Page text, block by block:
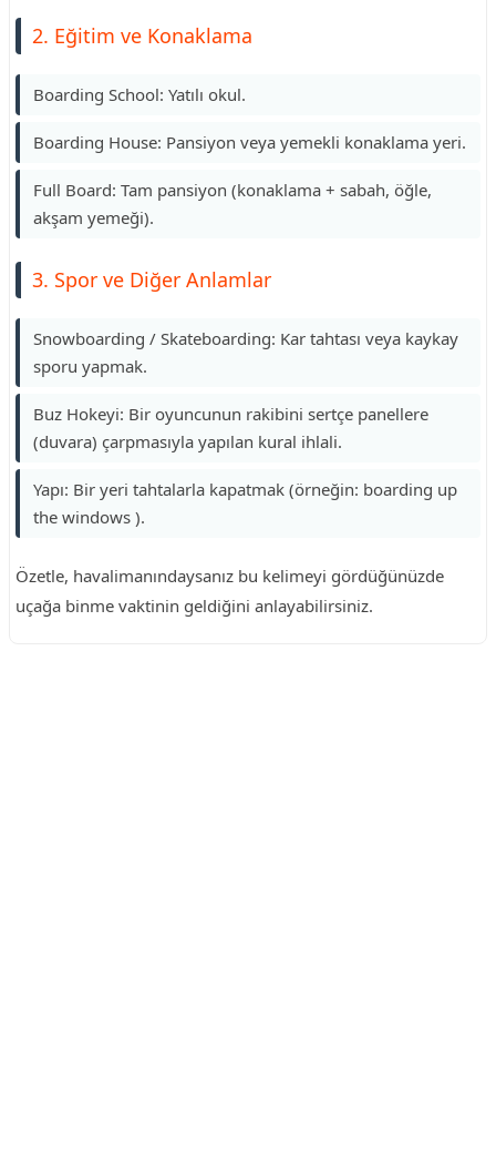
2. Eğitim ve Konaklama
Boarding School: Yatılı okul.
Boarding House: Pansiyon veya yemekli konaklama yeri.
Full Board: Tam pansiyon (konaklama + sabah, öğle,
akşam yemeği).
3. Spor ve Diğer Anlamlar
Snowboarding / Skateboarding: Kar tahtası veya kaykay
sporu yapmak.
Buz Hokeyi: Bir oyuncunun rakibini sertçe panellere
(duvara) çarpmasıyla yapılan kural ihlali.
Yapı: Bir yeri tahtalarla kapatmak (örneğin: boarding up
the windows ).
Özetle, havalimanındaysanız bu kelimeyi gördüğünüzde
uçağa binme vaktinin geldiğini anlayabilirsiniz.